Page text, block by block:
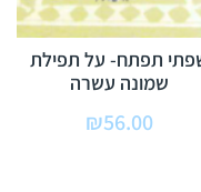
תפתח- על תפילת
שמונה עשרה
₪56.00